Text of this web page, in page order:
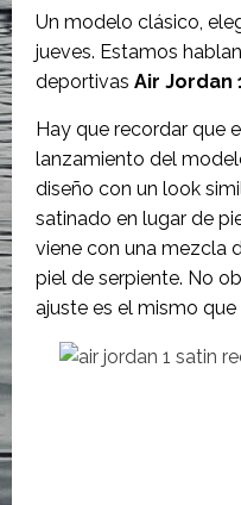
Un modelo clásico,
jueves. Estamos
deportivas Air Jordan
Hay que recordar que
lanzamiento del
diseño con un look
satinado en lugar de
viene con una mezcla
piel de serpiente. No
ajuste es el mismo